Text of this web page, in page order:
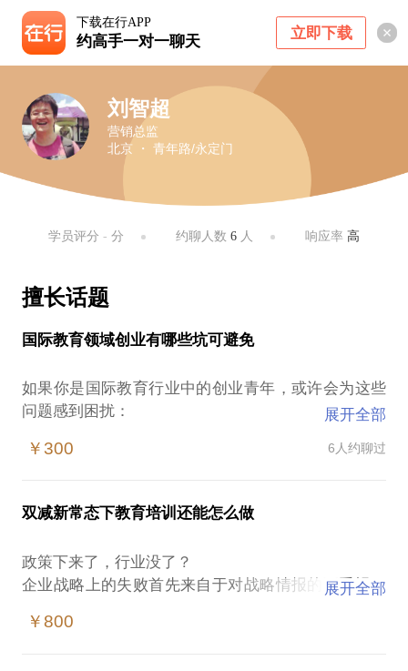
下载在行APP
约高手一对一聊天 立即下载
刘智超
营销总监
北京 ・ 青年路/永定门
学员评分 - 分 约聊人数 6人 响应率高
擅长话题
国际教育领域创业有哪些坑可避免
如果你是国际教育行业中的创业青年，或许会为这些
问题感到困扰：
我应当从哪里找到客户？
大机构是否是我能够抱的大腿？
我在在国际教育领域创业、从业8年。曾担任纽交所上
CEO。相信在这些方面能为你提供帮助。 我愿意与你
分享的内容包括：
帮助你认识行业现状；
展开全部
￥300 6人约聊过
双减新常态下教育培训还能怎么做
政策下来了，行业没了？
企业战略上的失败首先来自于对战略情报的不重视。
了。
展开全部
￥800